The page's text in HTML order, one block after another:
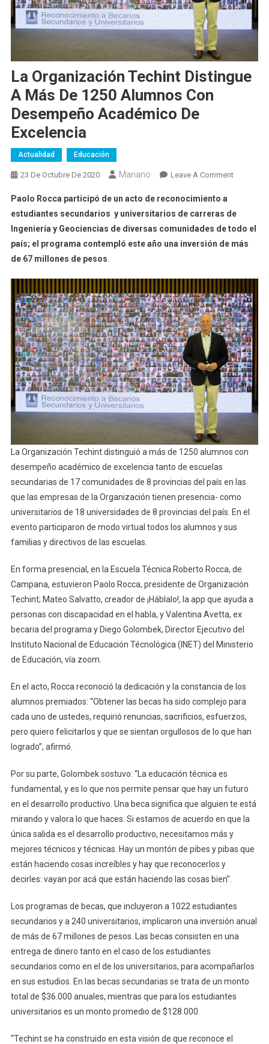
La Organización Techint Distingue
A Más De 1250 Alumnos Con
Desempeño Académico De
Excelencia
Actualidad Educación
23 De Octubre De 2020 Mariano Leave A CommentOn
Techint
Distingue
A
Alumnos
Con
De
Excelencia
Paolo Rocca participó de un acto de reconocimiento a
estudiantes secundarios y universitarios de carreras de
Ingeniería y Geociencias de diversas comunidades de todo el
país; el programa contempló este año una inversión de más
de 67 millones de pesos.
La Organización Techint distinguió a más de 1250 alumnos con
desempeño académico de excelencia tanto de escuelas
secundarias de 17 comunidades de 8 provincias del país en las
que las empresas de la Organización tienen presencia- como
universitarios de 18 universidades de 8 provincias del país. En el
evento participaron de modo virtual todos los alumnos y sus
familias y directivos de las escuelas.
En forma presencial, en la Escuela Técnica Roberto Rocca, de
Campana, estuvieron Paolo Rocca, presidente de Organización
Techint; Mateo Salvatto, creador de ¡Háblalo!, la app que ayuda a
personas con discapacidad en el habla, y Valentina Avetta, ex
becaria del programa y Diego Golombek, Director Ejecutivo del
Instituto Nacional de Educación Técnológica (INET) del Ministerio
de Educación, vía zoom.
En el acto, Rocca reconoció la dedicación y la constancia de los
alumnos premiados: “Obtener las becas ha sido complejo para
cada uno de ustedes, requirió renuncias, sacrificios, esfuerzos,
pero quiero felicitarlos y que se sientan orgullosos de lo que han
logrado”, afirmó.
Por su parte, Golombek sostuvo: “La educación técnica es
fundamental, y es lo que nos permite pensar que hay un futuro
en el desarrollo productivo. Una beca significa que alguien te está
mirando y valora lo que haces. Si estamos de acuerdo en que la
única salida es el desarrollo productivo, necesitamos más y
mejores técnicos y técnicas. Hay un montón de pibes y pibas que
están haciendo cosas increíbles y hay que reconocerlos y
decirles: vayan por acá que están haciendo las cosas bien”.
Los programas de becas, que incluyeron a 1022 estudiantes
secundarios y a 240 universitarios, implicaron una inversión anual
de más de 67 millones de pesos. Las becas consisten en una
entrega de dinero tanto en el caso de los estudiantes
secundarios como en el de los universitarios, para acompañarlos
en sus estudios. En las becas secundarias se trata de un monto
total de $36.000 anuales, mientras que para los estudiantes
universitarios es un monto promedio de $128.000.
“Techint se ha construido en esta visión de que reconoce el